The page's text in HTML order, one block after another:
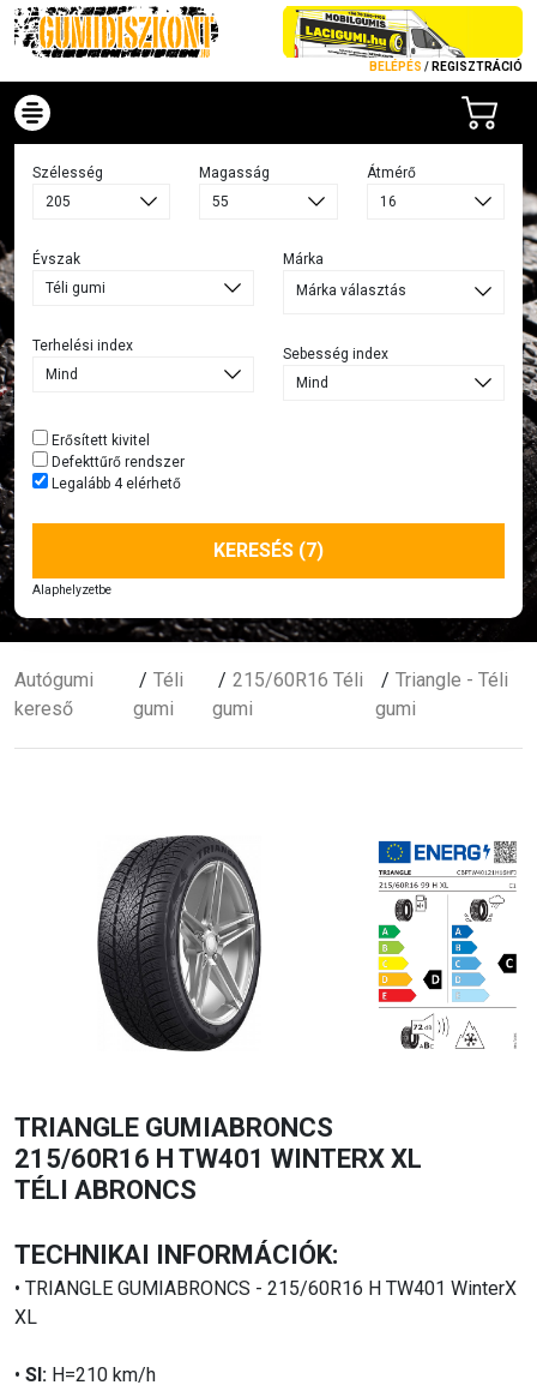
BELÉPÉS / REGISZTRÁCIÓ
Szélesség Magasság Átmérő
Évszak
Terhelési index
Márka
Márka választás
Sebesség index
Erősített kivitel
Defekttűrő rendszer
Legalább 4 elérhető
KERESÉS (7)
Alaphelyzetbe
Autógumi
kereső
Téli
gumi
215/60R16 Téli
gumi
Triangle - Téli
gumi
TRIANGLE GUMIABRONCS
215/60R16 H TW401 WINTERX XL
TÉLI ABRONCS
TECHNIKAI INFORMÁCIÓK:
• TRIANGLE GUMIABRONCS - 215/60R16 H TW401 WinterX
XL
• SI: H=210 km/h